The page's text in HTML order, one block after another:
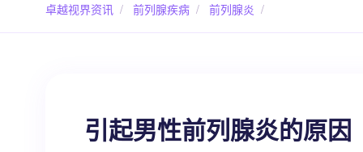
卓越视界资讯 / 前列腺疾病 / 前列腺炎 /
引起男性前列腺炎的原因